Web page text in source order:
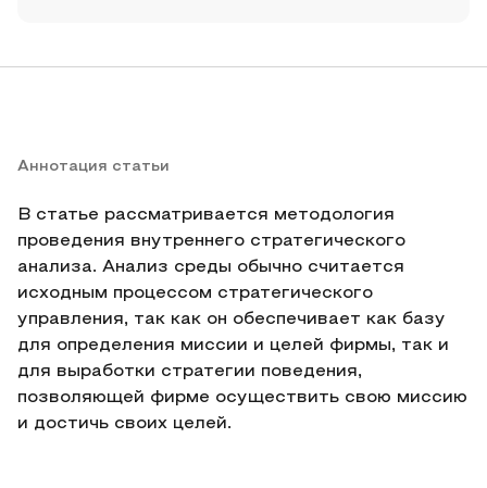
Аннотация статьи
В статье рассматривается методология
проведения внутреннего стратегического
анализа. Анализ среды обычно считается
исходным процессом стратегического
управления, так как он обеспечивает как базу
для определения миссии и целей фирмы, так и
для выработки стратегии поведения,
позволяющей фирме осуществить свою миссию
и достичь своих целей.